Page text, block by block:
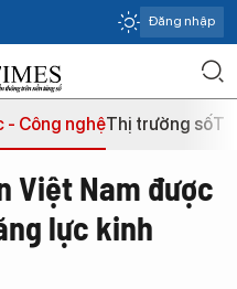
Đăng nhập
- Công nghệThị trường số
Việt Nam được
lực kinh